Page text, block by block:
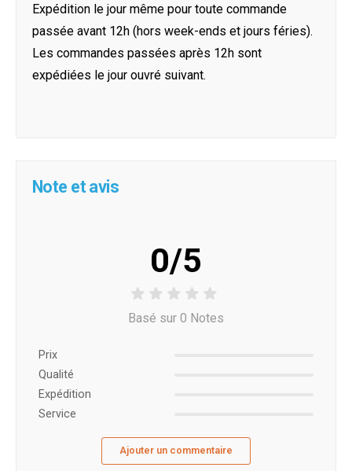
Expédition le jour même pour toute commande
passée avant 12h (hors week-ends et jours féries).
Les commandes passées après 12h sont
expédiées le jour ouvré suivant.
Note et avis
0/5
Basé sur 0 Notes
Prix ​​
Qualité
Expédition
Service
Ajouter un commentaire